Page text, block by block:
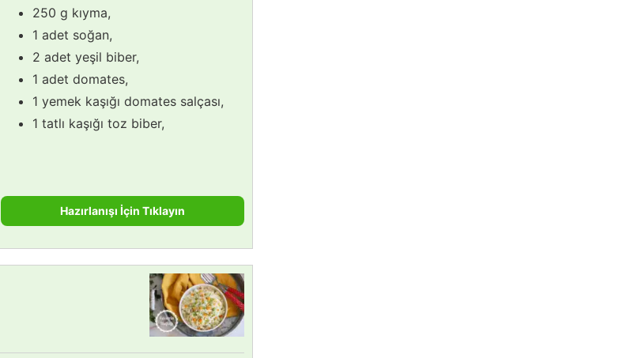
250 g kıyma,
1 adet soğan,
2 adet yeşil biber,
1 adet domates,
1 yemek kaşığı domates salçası,
1 tatlı kaşığı toz biber,
Hazırlanışı İçin Tıklayın